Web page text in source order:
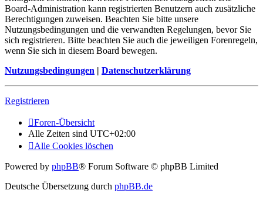
Board-Administration kann registrierten Benutzern auch zusätzliche
Berechtigungen zuweisen. Beachten Sie bitte unsere
Nutzungsbedingungen und die verwandten Regelungen, bevor Sie
sich registrieren. Bitte beachten Sie auch die jeweiligen Forenregeln,
wenn Sie sich in diesem Board bewegen.
Nutzungsbedingungen | Datenschutzerklärung
Registrieren
Foren-Übersicht
Alle Zeiten sind UTC+02:00
Alle Cookies löschen
Powered by phpBB® Forum Software © phpBB Limited
Deutsche Übersetzung durch phpBB.de